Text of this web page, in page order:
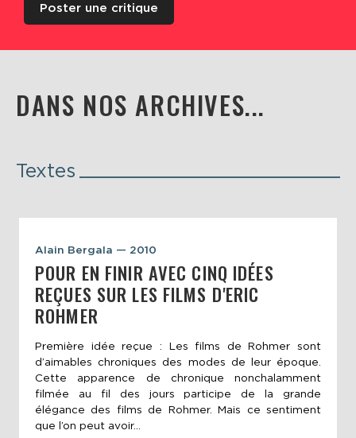
Poster une critique
DANS NOS ARCHIVES...
Textes
Alain Bergala — 2010
POUR EN FINIR AVEC CINQ IDÉES
REÇUES SUR LES FILMS D'ERIC
ROHMER
Première idée reçue : Les films de Rohmer sont
d’aimables chroniques des modes de leur époque.
Cette apparence de chronique nonchalamment
filmée au fil des jours participe de la grande
élégance des films de Rohmer. Mais ce sentiment
que l’on peut avoir...